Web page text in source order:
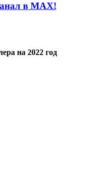
в MAX!
на 2022 год